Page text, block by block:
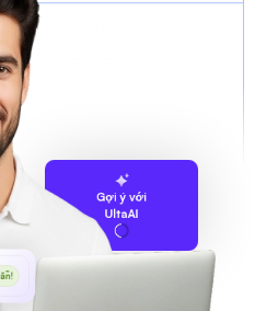
Gợi ý với
UltaAI